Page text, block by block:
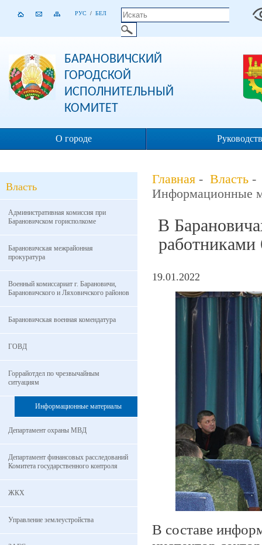
РУС / БЕЛ
БАРАНОВИЧСКИЙ
ГОРОДСКОЙ
ИСПОЛНИТЕЛЬНЫЙ
КОМИТЕТ
О городе
Власть
Административная комиссия при
Барановичском горисполкоме
Барановичская межрайонная
прокуратура
Военный комиссариат г. Барановичи,
Барановичского и Ляховичского районов
Барановичская военная комендатура
ГОВД
Горрайотдел по чрезвычайным
ситуациям
Информационные материалы
Департамент охраны МВД
Департамент финансовых расследований
Комитета государственного контроля
ЖКХ
Управление землеустройства
Главная - Власть
Информационные
В
работниками
19.01.2022
В составе